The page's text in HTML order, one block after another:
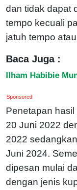
dan tidak dapat
tempo kecuali
jatuh tempo atau
Baca Juga :
Ilham Habibie
Sponsored
Penetapan
20 Juni 2022
2022
Juni 2024.
dipesan mulai
dengan jenis